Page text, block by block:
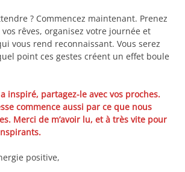
? Commencez maintenant. Prenez
rêves, organisez votre journée et
vous rend reconnaissant. Vous serez
point ces gestes créent un effet boule
inspiré, partagez-le avec vos proches.
commence aussi par ce que nous
Merci de m’avoir lu, et à très vite pour
positive,